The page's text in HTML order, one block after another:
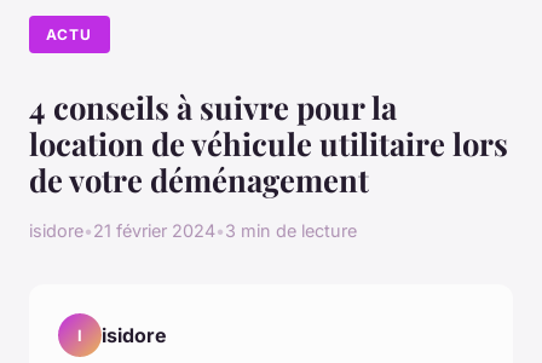
ACTU
4 conseils à suivre pour la
location de véhicule utilitaire lors
de votre déménagement
isidore•21 février 2024•3 min de lecture
I isidore